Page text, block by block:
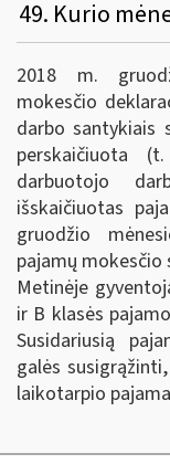
2018 m.
mokesčio
darbo santykiais
perskaičiuota
darbuotojo
išskaičiuotas
gruodžio
pajamų
Metinėje
ir B klasės
Susidariusią
galės
laikotarpio